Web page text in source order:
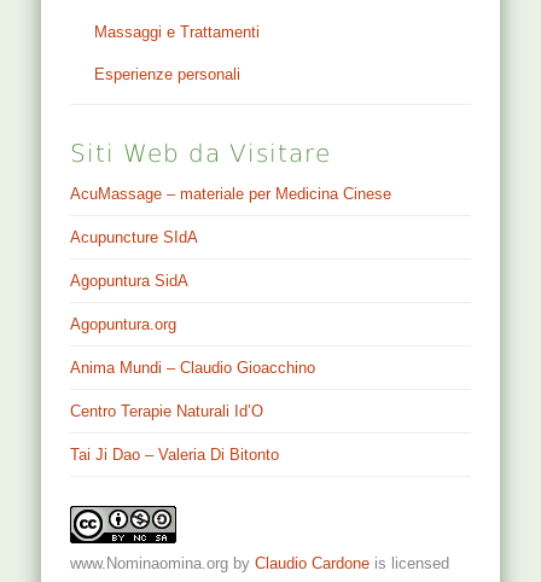
Massaggi e Trattamenti
Esperienze personali
Siti Web da Visitare
AcuMassage – materiale per Medicina Cinese
Acupuncture SIdA
Agopuntura SidA
Agopuntura.org
Anima Mundi – Claudio Gioacchino
Centro Terapie Naturali Id’O
Tai Ji Dao – Valeria Di Bitonto
www.Nominaomina.org byClaudio Cardone is licensed